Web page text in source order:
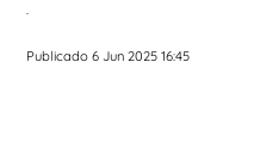
.
Publicado 6 Jun 2025 16:45